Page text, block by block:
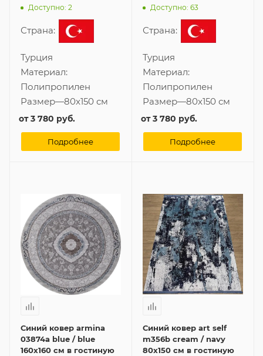
Доступно: 2
Страна:
Турция
Материал:
Полипропилен
Размер—80x150 см
от3 780 руб.
Подробнее
Доступно: 63
Страна:
Турция
Материал:
Полипропилен
Размер—80x150 см
от3 780 руб.
Подробнее
Синий ковер armina
03874a blue / blue
160x160 см в гостиную
Синий ковер art self
m356b cream / navy
80x150 см в гостиную